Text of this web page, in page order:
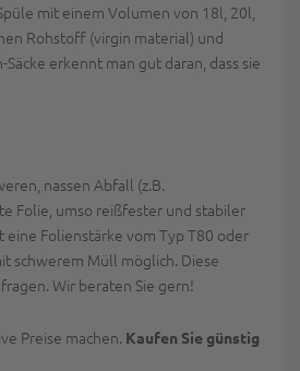
mit einem Volumen von 18l, 20l,
Rohstoff (virgin material) und
erkennt man gut daran, dass sie
nassen Abfall (z.B.
Folie, umso reißfester und stabiler
Folienstärke vom Typ T80 oder
schwerem Müll möglich. Diese
Wir beraten Sie gern!
Preise machen. Kaufen Sie günstig